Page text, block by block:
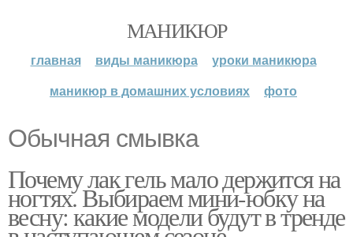
МАНИКЮР
главная виды маникюра
уроки маникюра
маникюр в домашних условиях
фото
Обычная смывка
Почему лак гель мало держится на
ногтях. Выбираем мини-юбку на
весну: какие модели будут в тренде